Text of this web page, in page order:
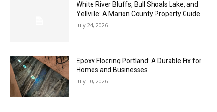
White River Bluffs, Bull Shoals Lake, and
Yellville: A Marion County Property Guide
July 24, 2026
Epoxy Flooring Portland: A Durable Fix for
Homes and Businesses
July 10, 2026